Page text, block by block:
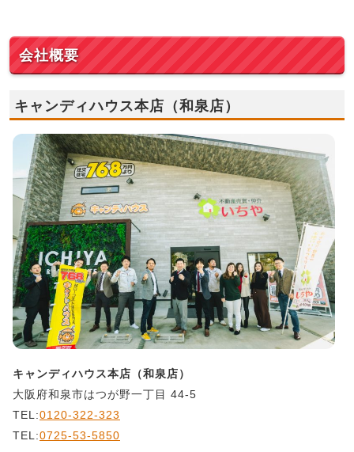
会社概要
キャンディハウス本店（和泉店）
キャンディハウス本店（和泉店）
大阪府和泉市はつが野一丁目 44-5
TEL:0120-322-323
TEL:0725-53-5850